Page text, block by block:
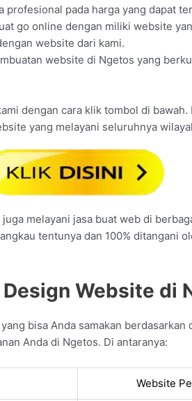
pada harga yang dapat
go online dengan miliki website
website dari kami.
website di Ngetos yang
dengan cara klik tombol di bawah.
yang melayani seluruhnya
melayani jasa buat web di
tentunya dan 100% ditangani
Website di
bisa Anda samakan berdasarkan
Anda di Ngetos. Di antaranya:
Website